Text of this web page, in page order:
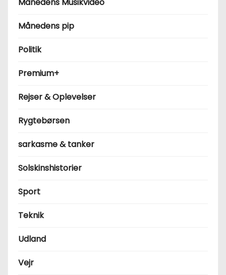
Månedens pip
Politik
Premium+
Rejser & Oplevelser
Rygtebørsen
sarkasme & tanker
Solskinshistorier
Sport
Teknik
Udland
Vejr